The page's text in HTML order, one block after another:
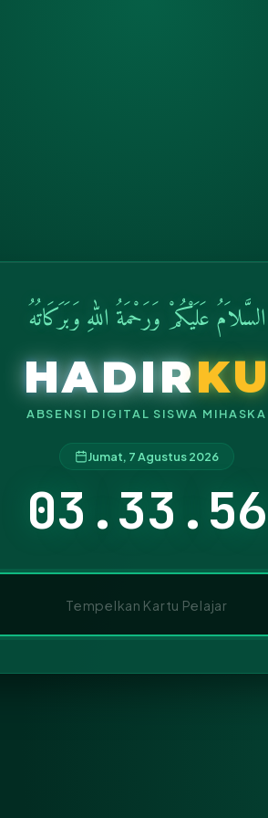
السَّلاَمُ عَلَيْكُمْ وَرَحْمَةُ اللهِ وَبَرَكَاتُهُ
HADIRKU
ABSENSI DIGITAL SISWA MIHASKA
Jumat, 7 Agustus 2026
03.33.56